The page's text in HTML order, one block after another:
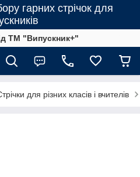
гарних стрічок для
ТМ "Випускник+"
для різних класів і вчителів